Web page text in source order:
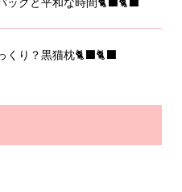
くり？黒猫枕🐈‍⬛🐈‍⬛